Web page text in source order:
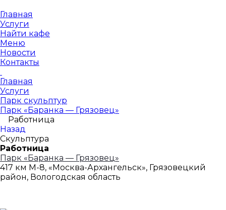
Главная
Услуги
Найти кафе
Меню
Новости
Контакты
Главная
Услуги
Парк скульптур
Парк «Баранка — Грязовец»
Работница
Назад
Скульптура
Работница
Парк «Баранка — Грязовец»
417 км М-8, «Москва-Архангельск», Грязовецкий
район, Вологодская область